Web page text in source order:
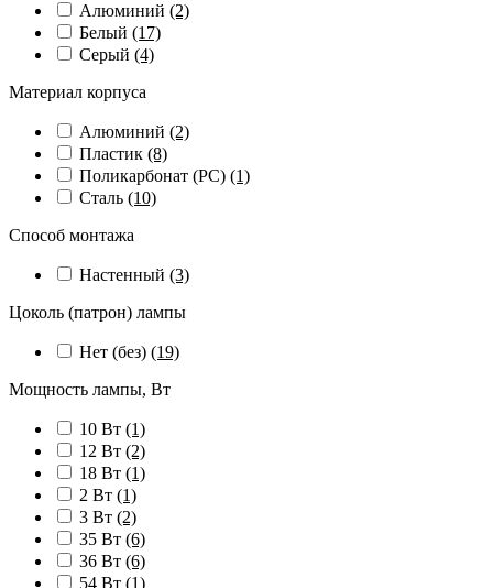
Алюминий (2)
Белый (17)
Серый (4)
Материал корпуса
Алюминий (2)
Пластик (8)
Поликарбонат (PC) (1)
Сталь (10)
Способ монтажа
Настенный (3)
Цоколь (патрон) лампы
Нет (без) (19)
Мощность лампы, Вт
10 Вт (1)
12 Вт (2)
18 Вт (1)
2 Вт (1)
3 Вт (2)
35 Вт (6)
36 Вт (6)
54 Вт (1)